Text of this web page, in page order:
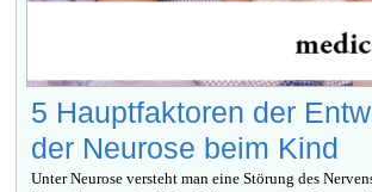
5 Hauptfaktoren der
der Neurose beim Kind
Unter Neurose versteht man eine Störung des